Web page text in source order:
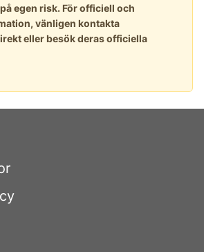
egen risk. För officiell och
vänligen kontakta
eller besök deras officiella